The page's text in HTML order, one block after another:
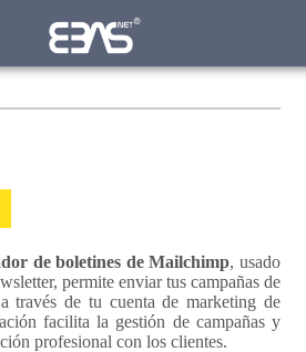
de boletines de Mailchimp, usado
permite enviar tus campañas de
a través de tu cuenta de marketing de
facilita la gestión de campañas y
profesional con los clientes.